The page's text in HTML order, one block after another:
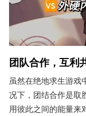
团队合作，互利
虽然在绝地求生游戏
况下，团结合作是取
用彼此之间的能量来